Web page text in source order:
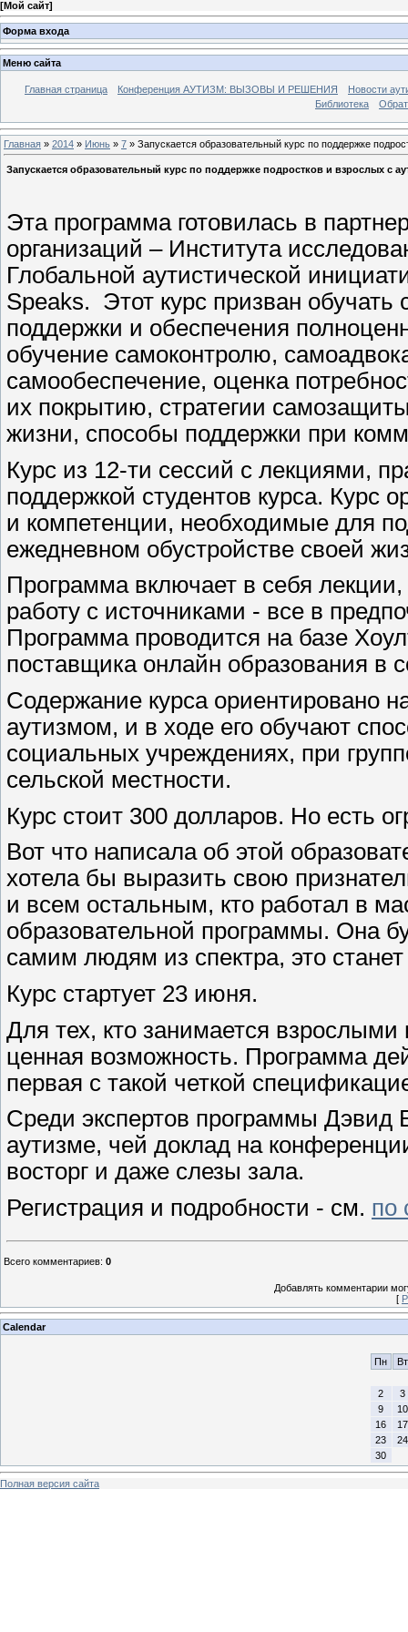
[Мой сайт]
Форма входа
Меню сайта
Главная страница Конференция АУТИЗМ: ВЫЗОВЫ И РЕШЕНИЯ
Новости
Библиотека
Главная » 2014 » Июнь » 7 » Запускается образовательный курс по поддержке
Запускается образовательный курс по поддержке подростков и взрослых с
Эта программа готовилась в
организаций – Института
Глобальной аутистической
Speaks. Этот курс призван
поддержки и обеспечения
обучение самоконтролю,
самообеспечение, оценка
их покрытию, стратегии
жизни, способы поддержки при
Курс из 12-ти сессий с лекциями,
поддержкой студентов курса. Курс
и компетенции, необходимые для
ежедневном обустройстве своей
Программа включает в себя
работу с источниками - все в
Программа проводится на базе
поставщика онлайн образования в
Содержание курса ориентировано
аутизмом, и в ходе его обучают
социальных учреждениях, при
сельской местности.
Курс стоит 300 долларов. Но есть
Вот что написала об этой
хотела бы выразить свою
и всем остальным, кто работал в
образовательной программы. Она
самим людям из спектра, это
Курс стартует 23 июня.
Для тех, кто занимается
ценная возможность. Программа
первая с такой четкой
Среди экспертов программы Дэвид
аутизме, чей доклад на
восторг и даже слезы зала.
Регистрация и подробности - см. по
Всего комментариев: 0
Добавлять комментарии
[
Calendar
Пн Вт
2
3
9
10
16
17
23
24
30
Полная версия сайта